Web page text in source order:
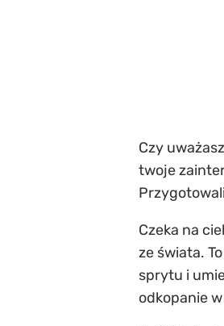
Czy
twoje
Czeka na
ze świata.
sprytu i
odkopanie